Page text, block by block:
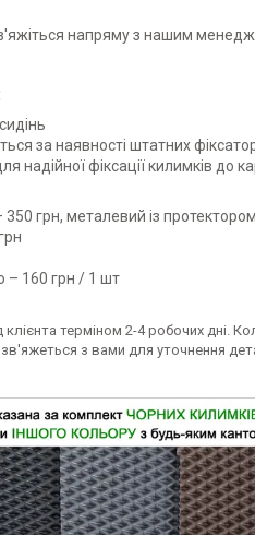
напряму з нашим
за наявності штатних
надійної фіксації килимків до
грн, металевий із
– 160 грн / 1 шт
терміном 2-4 робочих дні.
з вами для уточнення